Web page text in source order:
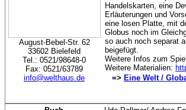
August-Bebel-Str. 62
33602 Bielefeld
Tel.: 0521/98648-0
Fax: 0521/63789
info@welthaus.de
Handelskarten, eine
Erläuterungen und
eine losen Platte, mit
Globus noch im
so auch noch separat
beigefügt.
Weitere Infos zum
Weitere Materialien:
=> Eine Welt /